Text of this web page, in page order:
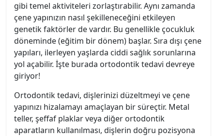
gibi temel aktiviteleri zorlaştırabilir. Aynı zamanda
çene yapınızın nasıl şekilleneceğini etkileyen
genetik faktörler de vardır. Bu genellikle çocukluk
döneminde (eğitim bir dönem) başlar. Sıra dışı çene
yapıları, ilerleyen yaşlarda ciddi sağlık sorunlarına
yol açabilir. İşte burada ortodontik tedavi devreye
giriyor!
Ortodontik tedavi, dişlerinizi düzeltmeyi ve çene
yapınızı hizalamayı amaçlayan bir süreçtir. Metal
teller, şeffaf plaklar veya diğer ortodontik
aparatların kullanılması, dişlerin doğru pozisyona